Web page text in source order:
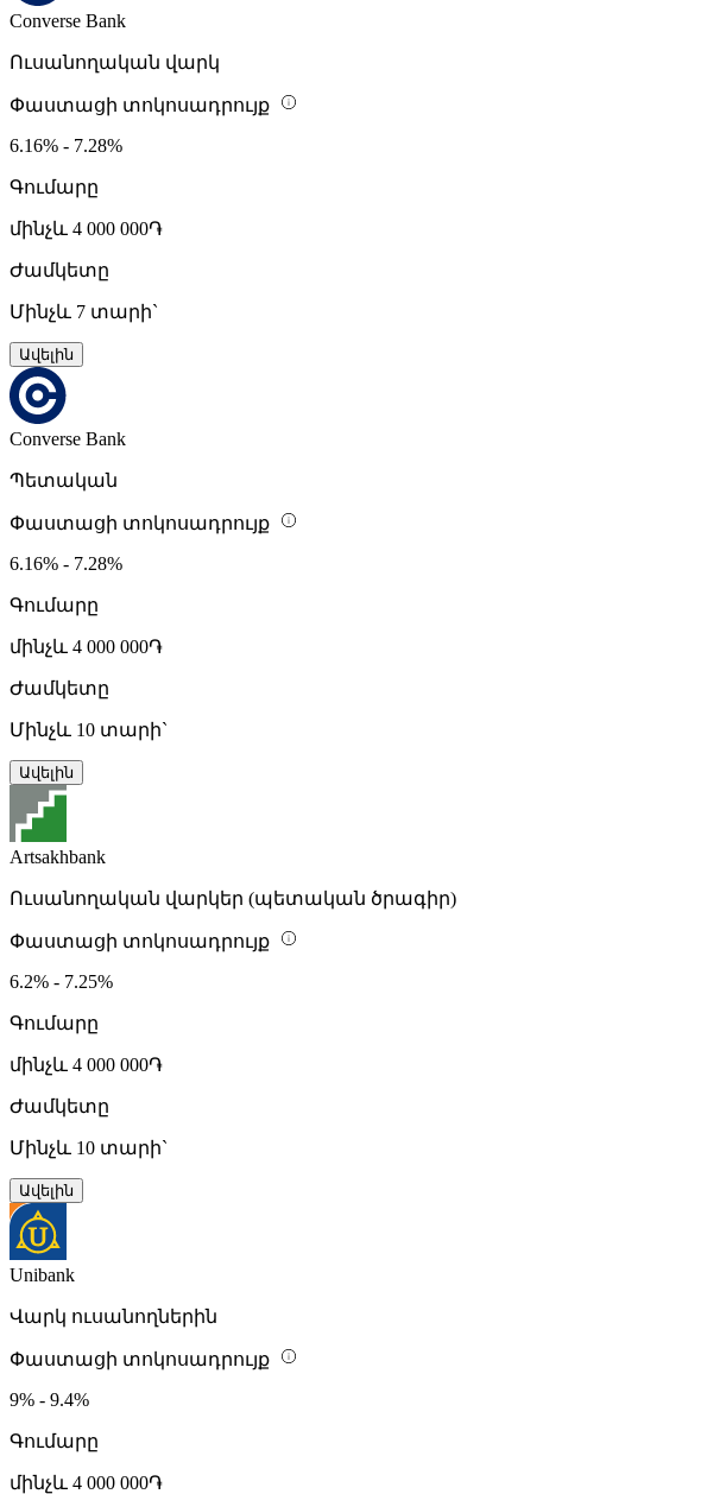
Converse Bank
Ուսանողական վարկ
Փաստացի տոկոսադրույք
6.16% - 7.28%
Գումարը
մինչև 4 000 000֏
Ժամկետը
Մինչև 7 տարի`
Ավելին
Converse Bank
Պետական
Փաստացի տոկոսադրույք
6.16% - 7.28%
Գումարը
մինչև 4 000 000֏
Ժամկետը
Մինչև 10 տարի`
Ավելին
Artsakhbank
Ուսանողական վարկեր (պետական ծրագիր)
Փաստացի տոկոսադրույք
6.2% - 7.25%
Գումարը
մինչև 4 000 000֏
Ժամկետը
Մինչև 10 տարի`
Ավելին
Unibank
Վարկ ուսանողներին
Փաստացի տոկոսադրույք
9% - 9.4%
Գումարը
մինչև 4 000 000֏